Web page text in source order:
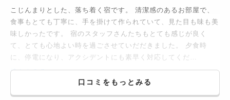
こじんまりとした、落ち着く宿です。 清潔感のあるお部屋で、
食事もとても丁寧に、手を掛けて作られていて、見た目も味も美
味しかったです。 宿のスタッフさんたちもとても感じが良く
て、とても心地よい時を過ごさせていだだきました。 夕食時
に、停電になり、アクシデントにも素早く対応してくだ…
続きをみる...
口コミをもっとみる